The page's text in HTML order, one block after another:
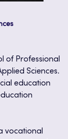
of Professional
Sciences.
education
vocational